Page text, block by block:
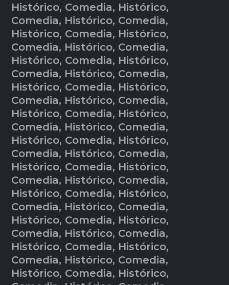
Histórico, Comedia, Histórico,
Comedia, Histórico, Comedia,
Histórico, Comedia, Histórico,
Comedia, Histórico, Comedia,
Histórico, Comedia, Histórico,
Comedia, Histórico, Comedia,
Histórico, Comedia, Histórico,
Comedia, Histórico, Comedia,
Histórico, Comedia, Histórico,
Comedia, Histórico, Comedia,
Histórico, Comedia, Histórico,
Comedia, Histórico, Comedia,
Histórico, Comedia, Histórico,
Comedia, Histórico, Comedia,
Histórico, Comedia, Histórico,
Comedia, Histórico, Comedia,
Histórico, Comedia, Histórico,
Comedia, Histórico, Comedia,
Histórico, Comedia, Histórico,
Comedia, Histórico, Comedia,
Histórico, Comedia, Histórico,